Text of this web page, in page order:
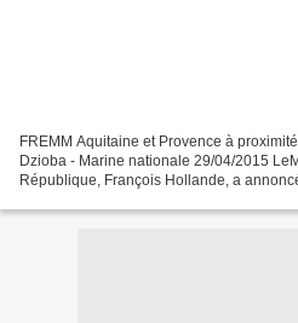
FREMM Aquitaine et Provence à
Dzioba - Marine nationale 29/04/2015
République, François Hollande, a